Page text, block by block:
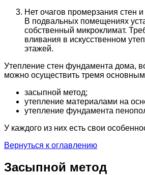
Нет очагов промерзания стен
В подвальных помещениях
собственный микроклимат.
вливания в искусственном
этажей.
Утепление стен фундамента дома,
можно осуществить тремя
засыпной метод;
утепление материалами на
утепление фундамента
У каждого из них есть свои
Вернуться к оглавлению
Засыпной метод